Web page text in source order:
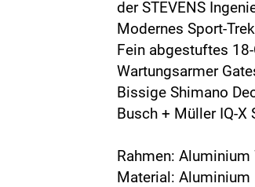
der STEVENS
Modernes Sport-
Fein abgestuftes
Wartungsarmer
Bissige Shimano
Busch + Müller IQ-
Rahmen: Aluminium
Material: Aluminium